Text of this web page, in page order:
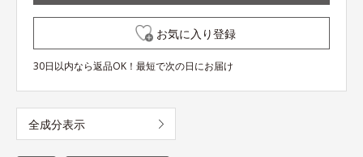
お気に入り登録
30日以内なら返品OK！最短で次の日にお届け
全成分表示